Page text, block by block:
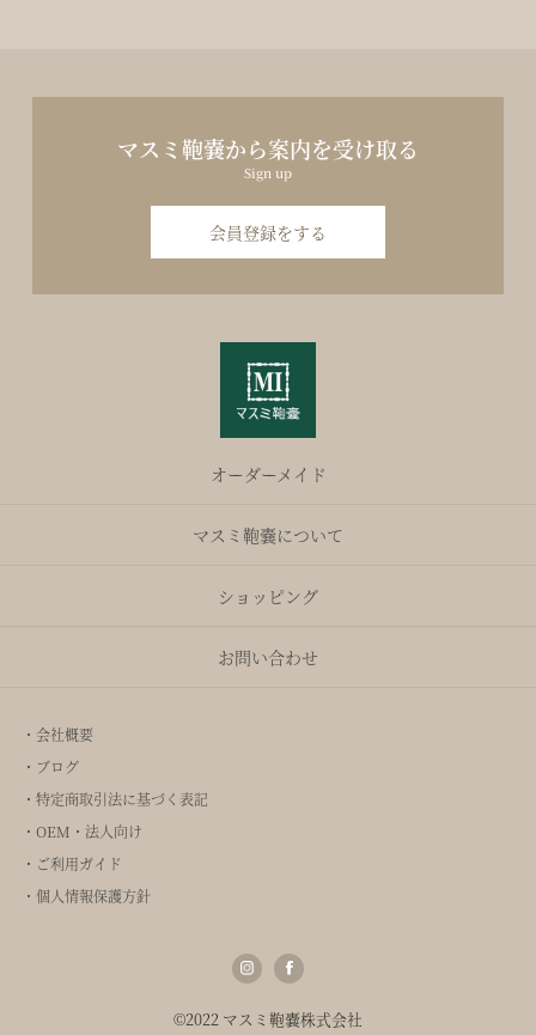
マスミ鞄嚢から案内を受け取る
Sign up
会員登録をする
オーダーメイド
マスミ鞄嚢について
ショッピング
お問い合わせ
・会社概要
・ブログ
・特定商取引法に基づく表記
・OEM・法人向け
・ご利用ガイド
・個人情報保護方針
©2022 マスミ鞄嚢株式会社